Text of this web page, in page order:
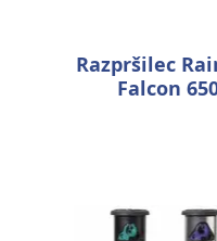
Razpršilec
Falcon